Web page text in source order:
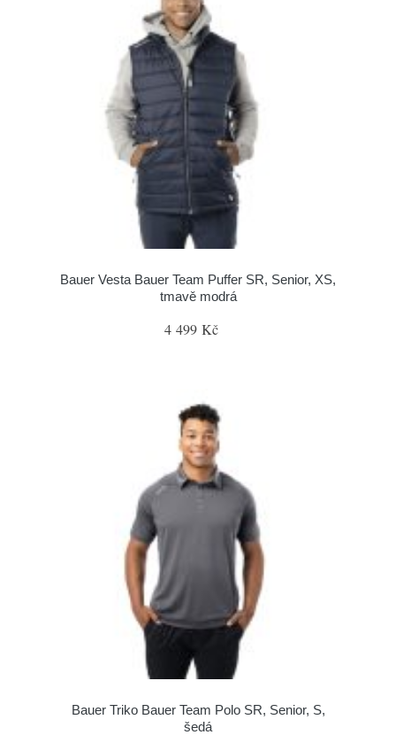
Bauer Vesta Bauer Team Puffer SR, Senior, XS,
tmavě modrá
4 499 Kč
Bauer Triko Bauer Team Polo SR, Senior, S,
šedá